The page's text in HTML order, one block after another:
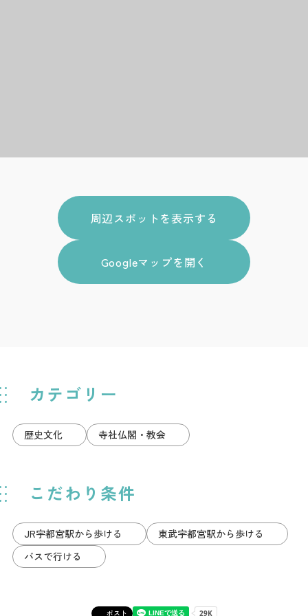
カテゴリー
歴史文化 寺社仏閣・教会
こだわり条件
JR宇都宮駅から歩ける
東武宇都宮駅から歩ける
バスで行ける
ポスト
周辺スポットを表示する
Googleマップを開く